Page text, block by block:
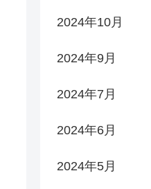
2024年10月
2024年9月
2024年7月
2024年6月
2024年5月